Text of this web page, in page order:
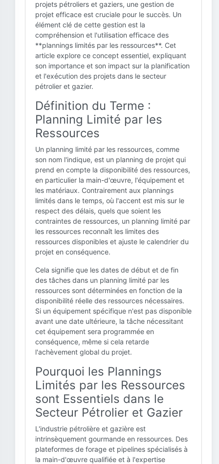
projets pétroliers et gaziers, une gestion de
projet efficace est cruciale pour le succès. Un
élément clé de cette gestion est la
compréhension et l'utilisation efficace des
**plannings limités par les ressources**. Cet
article explore ce concept essentiel, expliquant
son importance et son impact sur la planification
et l'exécution des projets dans le secteur
pétrolier et gazier.
Définition du Terme :
Planning Limité par les
Ressources
Un planning limité par les ressources, comme
son nom l'indique, est un planning de projet qui
prend en compte la disponibilité des ressources,
en particulier la main-d'œuvre, l'équipement et
les matériaux. Contrairement aux plannings
limités dans le temps, où l'accent est mis sur le
respect des délais, quels que soient les
contraintes de ressources, un planning limité par
les ressources reconnaît les limites des
ressources disponibles et ajuste le calendrier du
projet en conséquence.
Cela signifie que les dates de début et de fin
des tâches dans un planning limité par les
ressources sont déterminées en fonction de la
disponibilité réelle des ressources nécessaires.
Si un équipement spécifique n'est pas disponible
avant une date ultérieure, la tâche nécessitant
cet équipement sera programmée en
conséquence, même si cela retarde
l'achèvement global du projet.
Pourquoi les Plannings
Limités par les Ressources
sont Essentiels dans le
Secteur Pétrolier et Gazier
L'industrie pétrolière et gazière est
intrinsèquement gourmande en ressources. Des
plateformes de forage et pipelines spécialisés à
la main-d'œuvre qualifiée et à l'expertise